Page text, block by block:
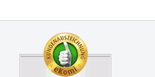
Zertifikate